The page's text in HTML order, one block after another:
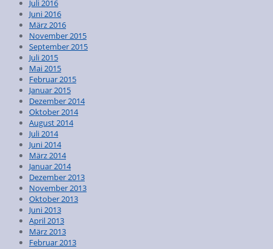
Juli 2016
Juni 2016
März 2016
November 2015
September 2015
Juli 2015
Mai 2015
Februar 2015
Januar 2015
Dezember 2014
Oktober 2014
August 2014
Juli 2014
Juni 2014
März 2014
Januar 2014
Dezember 2013
November 2013
Oktober 2013
Juni 2013
April 2013
März 2013
Februar 2013